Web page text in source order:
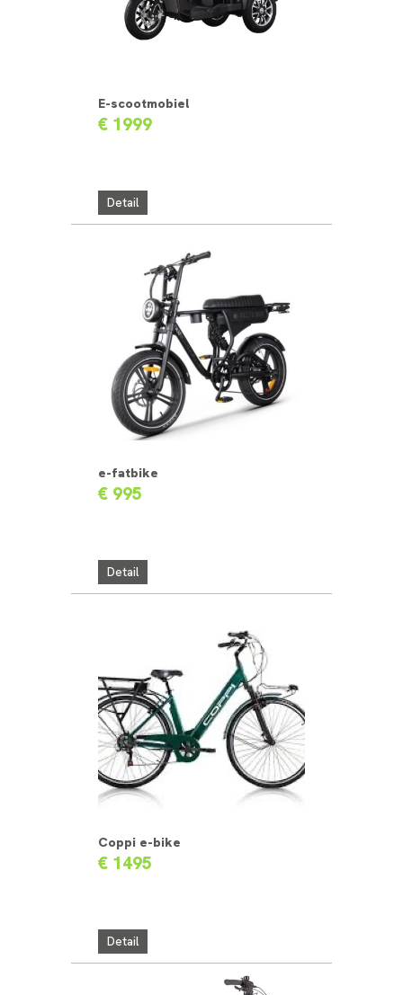
E-scootmobiel
€ 1999
Detail
e-fatbike
€ 995
Detail
Coppi e-bike
€ 1495
Detail